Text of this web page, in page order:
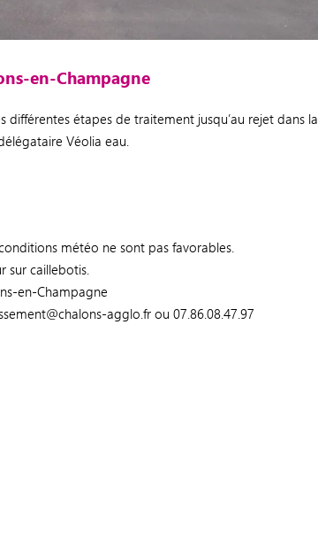
en-Champagne
différentes étapes de traitement jusqu’au rejet dans la
Véolia eau.
météo ne sont pas favorables.
sur caillebotis.
en-Champagne
agglo.fr ou 07.86.08.47.97